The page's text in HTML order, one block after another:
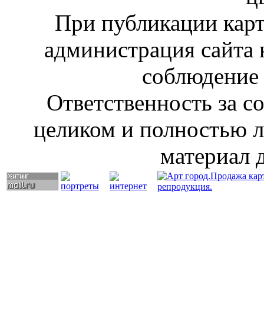
При публикации
администрация сайта
соблюдение
Ответственность за
целиком и полностью
материал